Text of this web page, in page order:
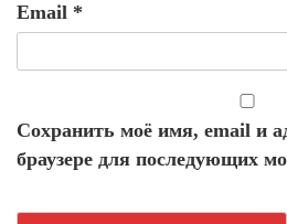
Email *
Сохранить моё имя, email и
браузере для последующих